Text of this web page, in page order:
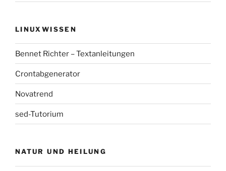
LINUXWISSEN
Bennet Richter – Textanleitungen
Crontabgenerator
Novatrend
sed-Tutorium
NATUR UND HEILUNG